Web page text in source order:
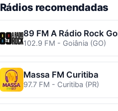
Rádios recomendadas
89 FM A Rádio Rock
102.9 FM - Goiânia (GO)
Massa FM Curitiba
97.7 FM - Curitiba (PR)